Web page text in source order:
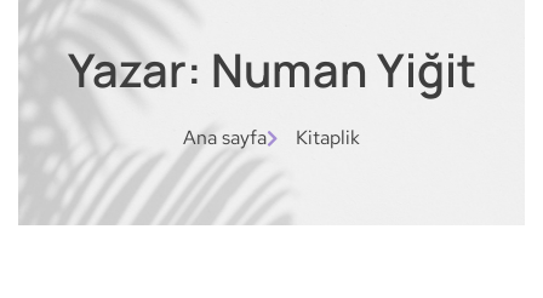
Yazar: Numan Yiğit
Ana sayfa Kitaplik